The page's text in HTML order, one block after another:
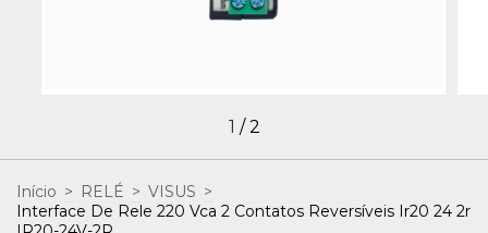
1 /2
Início > RELÉ > VISUS >
Interface De Rele 220 Vca 2 Contatos Reversíveis Ir20 24 2r